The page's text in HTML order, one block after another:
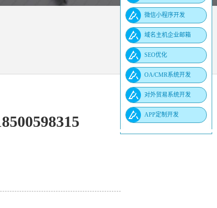
微信小程序开发
域名主机企业邮箱
SEO优化
OA/CMR系统开发
对外贸易系统开发
APP定制开发